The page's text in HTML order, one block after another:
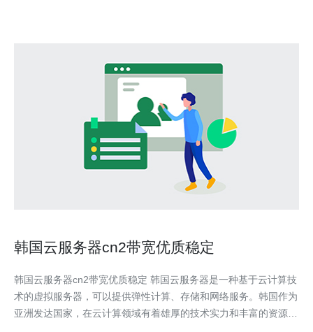
韩国云服务器cn2带宽优质稳定
韩国云服务器cn2带宽优质稳定 韩国云服务器是一种基于云计算技
术的虚拟服务器，可以提供弹性计算、存储和网络服务。韩国作为
亚洲发达国家，在云计算领域有着雄厚的技术实力和丰富的资源优